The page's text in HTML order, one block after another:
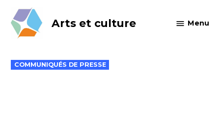
content
Arts et culture Menu
POSTED
IN
COMMUNIQUÉS DE PRESSE